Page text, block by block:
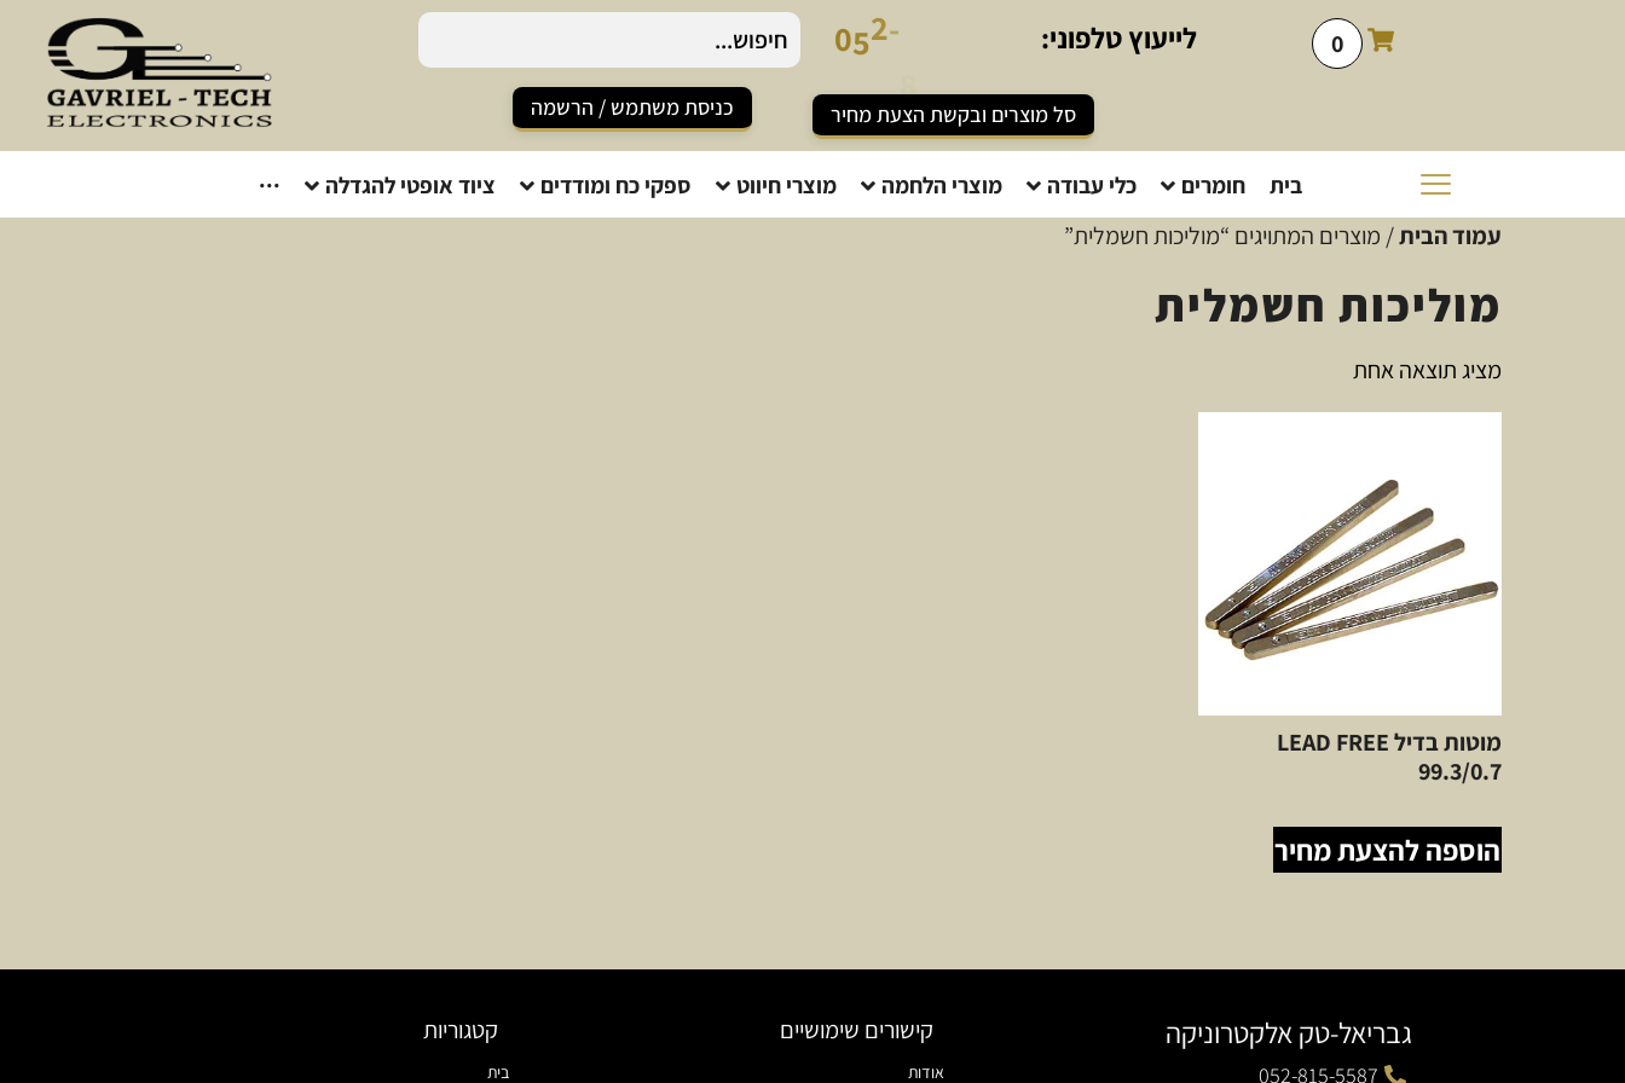
0 לייעוץטלפוני: 052-
סל מוצרים ובקשת הצעת מחיר כניסת משתמש / הרשמה
בית חומרים כלי עבודה מוצרי הלחמה מוצרי חיווט ספקי כח ומודדים ציוד אופטי להגדלה ···
עמוד הבית/ מוצרים המתויגים “מוליכות חשמלית”
מוליכות חשמלית
מציג תוצאה אחת
מוטות בדיל LEAD FREE
99.3/0.7
הוספה להצעת מחיר
גבריאל-טק אלקטרוניקה
052-815-5587
קישורים שימושיים
אודות
קטגוריות
בית